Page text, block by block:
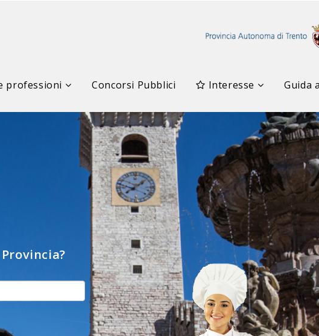
professioni Concorsi Pubblici Interesse Guida